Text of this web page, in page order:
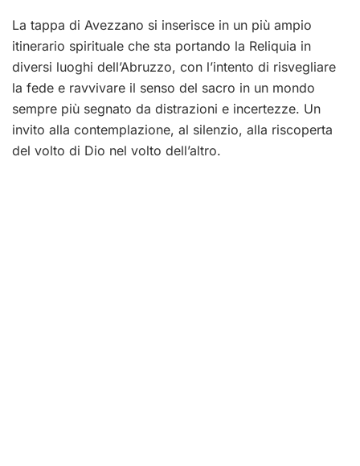
La tappa di Avezzano si inserisce in un più ampio
itinerario spirituale che sta portando la Reliquia in
diversi luoghi dell’Abruzzo, con l’intento di risvegliare
la fede e ravvivare il senso del sacro in un mondo
sempre più segnato da distrazioni e incertezze. Un
invito alla contemplazione, al silenzio, alla riscoperta
del volto di Dio nel volto dell’altro.